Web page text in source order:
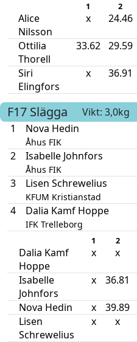
1 2
Alice
Nilsson
x 24.46
Ottilia
Thorell
33.62 29.59
Siri
Elingfors
x 36.91
F17 Slägga Vikt: 3,0kg
1
Nova Hedin
Åhus FIK
2 Isabelle Johnfors
Åhus FIK
3 Lisen Schrewelius
KFUM Kristianstad
4 Dalia Kamf Hoppe
IFK Trelleborg
1 2
Dalia Kamf
Hoppe
x x
Isabelle
Johnfors
x 36.81
Nova Hedin x 39.89
Lisen
Schrewelius
x x